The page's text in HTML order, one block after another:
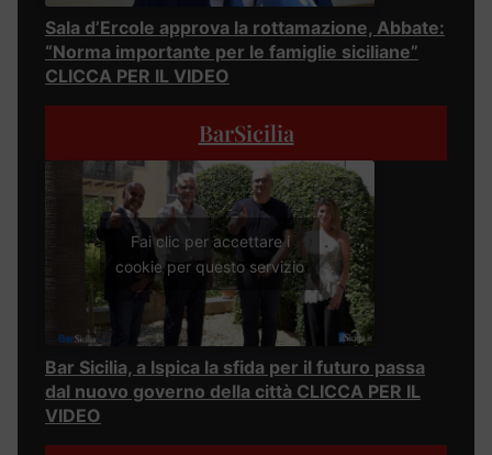
Sala d’Ercole approva la rottamazione, Abbate:
“Norma importante per le famiglie siciliane”
CLICCA PER IL VIDEO
BarSicilia
Fai clic per accettare i
cookie per questo servizio
Bar Sicilia, a Ispica la sfida per il futuro passa
dal nuovo governo della città CLICCA PER IL
VIDEO